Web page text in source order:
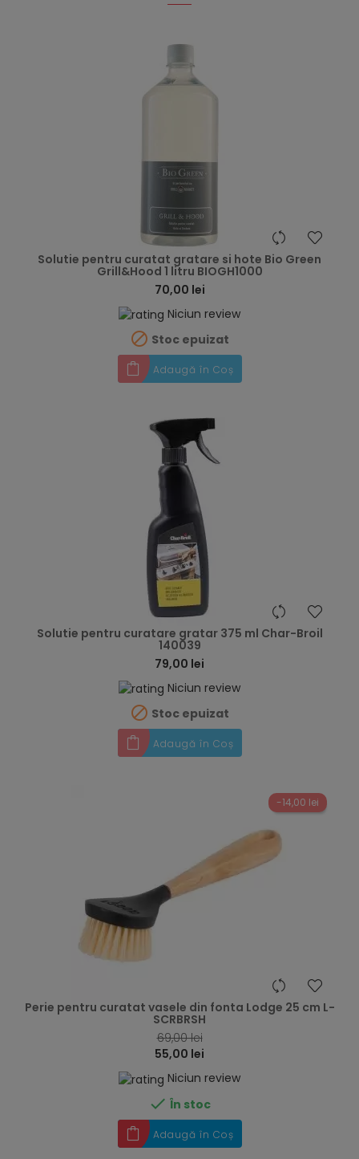
Solutie pentru curatat gratare si hote Bio Green
Grill&Hood 1 litru BIOGH1000
70,00 lei
Niciun review
 Stoc epuizat
Adaugă în Coș
Solutie pentru curatare gratar 375 ml Char-Broil
140039
79,00 lei
Niciun review
 Stoc epuizat
Adaugă în Coș
-14,00 lei
Perie pentru curatat vasele din fonta Lodge 25 cm L-
SCRBRSH
69,00 lei
55,00 lei
Niciun review
 În stoc
Adaugă în Coș